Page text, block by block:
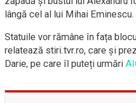
lângă cel al lui Mihai Eminescu.
Statuile vor rămâne în fața
relatează stiri.tvr.ro, care și
Darie, pe care îl puteți urmări